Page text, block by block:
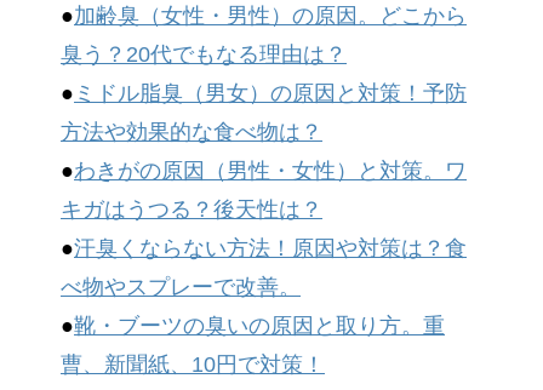
●加齢臭（女性・男性）の原因。どこから
臭う？20代でもなる理由は？
● ミドル脂臭（男女）の原因と対策！予防
方法や効果的な食べ物は？
●わきがの原因（男性・女性）と対策。ワ
キガはうつる？後天性は？
●汗臭くならない方法！原因や対策は？食
べ物やスプレーで改善。
●靴・ブーツの臭いの原因と取り方。重
曹、新聞紙、10円で対策！